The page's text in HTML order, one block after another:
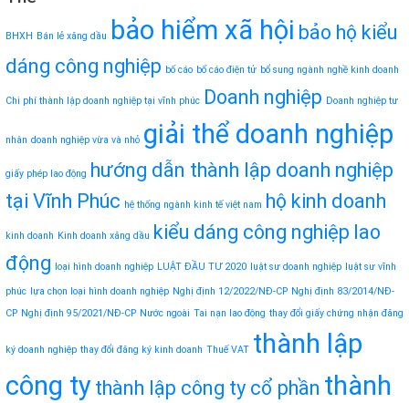
BHXH Bán lẻ xăng dầu bảo hiểm xã hội bảo hộ kiểu
dáng công nghiệp bố cáo bố cáo điện tử bổ sung ngành nghề kinh doanh
Chi phí thành lập doanh nghiệp tại vĩnh phúc Doanh nghiệp Doanh nghiệp tư
nhân doanh nghiệp vừa và nhỏ giải thể doanh nghiệp
giấy phép lao động
hướng dẫn thành lập doanh nghiệp
tại Vĩnh Phúc hệ thống ngành kinh tế việt nam hộ kinh doanh
kinh doanh Kinh doanh xăng dầu kiểu dáng công nghiệp lao
động
loại hình doanh nghiệp LUẬT ĐẦU TƯ 2020 luật sư doanh nghiệp luật sư vĩnh
phúc lựa chọn loại hình doanh nghiệp Nghị định 12/2022/NĐ-CP Nghị định 83/2014/NĐ-
CP Nghị định 95/2021/NĐ-CP Nước ngoài Tai nạn lao động thay đổi giấy chứng nhận đăng
ký doanh nghiệp thay đổi đăng ký kinh doanh Thuế VAT thành lập
công ty thành lập công ty cổ phần thành